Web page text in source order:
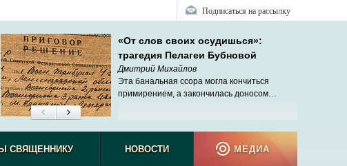
Подписаться на рассылку
«От слов своих осудишься»:
трагедия Пелагеи Бубновой
Дмитрий Михайлов
Эта банальная ссора могла кончиться
примирением, а закончилась доносом…
СВЯЩЕННИКУ НОВОСТИ МЕДИА